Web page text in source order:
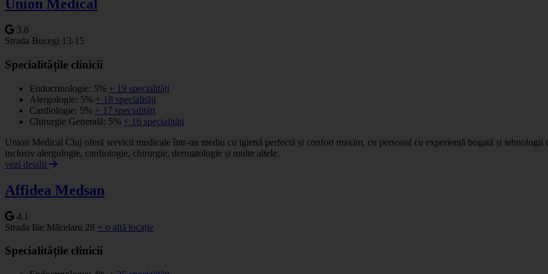
Union Medical
3.8
Strada Bucegi 13-15
Specialitățile clinicii
Endocrinologie: 5% + 19 specialități
Alergologie: 5% + 18 specialități
Cardiologie: 5% + 17 specialități
Chirurgie Generală: 5% + 16 specialități
Union Medical Cluj oferă servicii medicale într-un mediu cu igienă perfectă și confort maxim, cu personal cu experiență bogată și tehnologii
inclusiv alergologie, cardiologie, chirurgie, dermatologie și multe altele.
vezi detalii
Affidea Medsan
4.1
Strada Ilie Măcelaru 28 + o altă locație
Specialitățile clinicii